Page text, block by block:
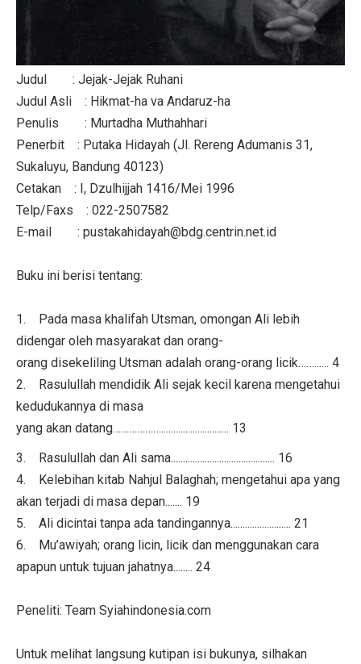
Judul : Jejak-Jejak Ruhani
Judul Asli : Hikmat-ha va Andaruz-ha
Penulis : Murtadha Muthahhari
Penerbit : Putaka Hidayah (Jl. Rereng Adumanis 31,
Sukaluyu, Bandung 40123)
Cetakan : I, Dzulhijjah 1416/Mei 1996
Telp/Faxs : 022-2507582
E-mail : pustakahidayah@bdg.centrin.net.id
Buku ini berisi tentang:
1. Pada masa khalifah Utsman, omongan Ali lebih
didengar oleh masyarakat dan orang-
orang disekeliling Utsman adalah orang-orang licik……...... 4
2. Rasulullah mendidik Ali sejak kecil karena mengetahui
kedudukannya di masa
yang akan datang………………............................ 13
3. Rasulullah dan Ali sama........................................... 16
4. Kelebihan kitab Nahjul Balaghah; mengetahui apa yang
akan terjadi di masa depan....... 19
5. Ali dicintai tanpa ada tandingannya......................... 21
6. Mu’awiyah; orang licin, licik dan menggunakan cara
apapun untuk tujuan jahatnya........ 24
Peneliti: Team Syiahindonesia.com
Untuk melihat langsung kutipan isi bukunya, silhakan